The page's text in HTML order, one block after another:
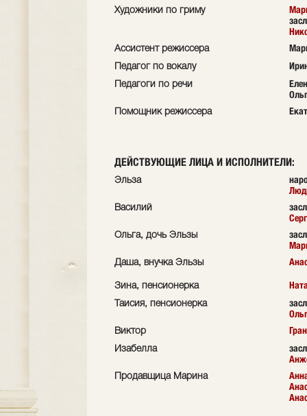
Художники по гриму
Ассистент режиссера
Педагог по вокалу
Педагоги по речи
Помощник режиссера
ДЕЙСТВУЮЩИЕ ЛИЦА И ИСПОЛНИТЕЛИ:
Эльза
Василий
Ольга, дочь Эльзы
Даша, внучка Эльзы
Зина, пенсионерка
Таисия, пенсионерка
Виктор
Изабелла
Продавщица Марина